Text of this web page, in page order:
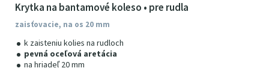
Krytka na bantamové koleso • pre rudla
zaisťovacie, na os 20 mm
k zaisteniu kolies na rudloch
pevná oceľová aretácia
na hriadeľ 20 mm